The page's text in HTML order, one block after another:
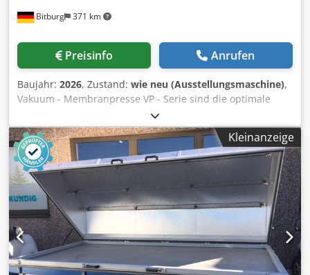
Bitburg 371 km
Preisinfo Anrufen
Baujahr: 2026, Zustand: wie neu (Ausstellungsmaschine),
Vakuum - Membranpresse VP - Serie sind die optimale
Lösung für die Holzbearbeitung. VP 3000 ist mit der
Heiztechnik ausgestattet, was die Trocknungszeit des
Klebers verkürzt, damit die Leistungsfähigkeit höher wird.
Einsatzmöglichkeiten: Furnieren / Formverleimen /
Ummanteln.... Beschichtung von verschiedenen Profilen
(Furnier,Papier, Kunststoff....) Holzbiege: Herstellung von
gebogenen und schichtverleimten Bauteilen Das
Heizsystem ist mit der Temperaturregelung ausgestattet
Kautschukmembran 2,5 mm Tischplatte ist aus Kunststoff
12 mm Ölfreie Becker Vakuumpumpe 25 m3/h Das
Kontrollsystem des Vakuums / Tankinhalr 15 l
Kleinanzeige